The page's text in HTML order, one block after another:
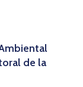
de la